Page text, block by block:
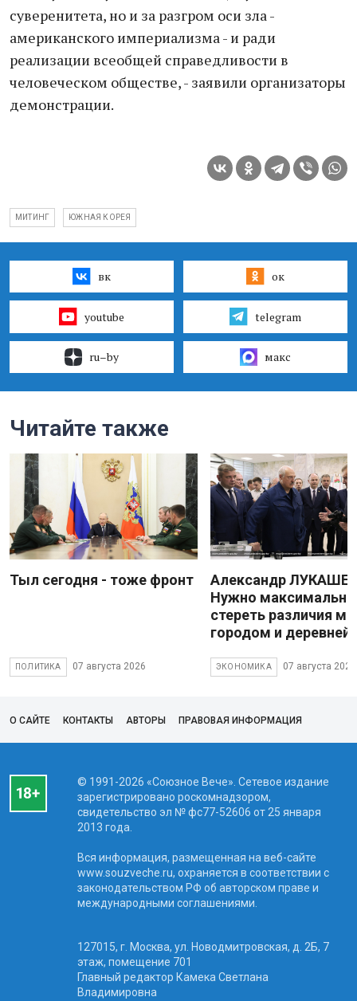
суверенитета, но и за разгром оси зла -
американского империализма - и ради
реализации всеобщей справедливости в
человеческом обществе, - заявили организаторы
демонстрации.
МИТИНГ ЮЖНАЯ КОРЕЯ
вк ок
youtube telegram
ru–by макс
Читайте также
Тыл сегодня - тоже фронт
ПОЛИТИКА 07 августа 2026
Александр
Нужно максимально
стереть различия
городом и деревней
ЭКОНОМИКА 07 августа 2026
О САЙТЕ КОНТАКТЫ АВТОРЫ ПРАВОВАЯ ИНФОРМАЦИЯ
© 1991-2026 «Союзное Вече». Сетевое издание
зарегистрировано роскомнадзором,
свидетельство эл № фc77-52606 от 25 января
2013 года.
Вся информация, размещенная на веб-сайте
www.souzveche.ru, охраняется в соответствии с
законодательством РФ об авторском праве и
международными соглашениями.
127015, г. Москва, ул. Новодмитровская, д. 2Б, 7
этаж, помещение 701
Главный редактор Камека Светлана
Владимировна